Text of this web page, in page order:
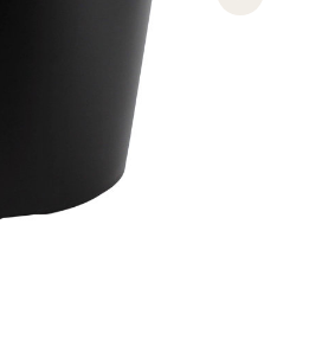
Next slide